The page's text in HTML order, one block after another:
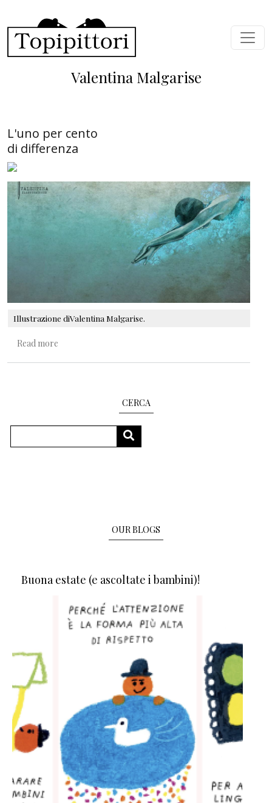
Valentina Malgarise
L'uno per cento
di differenza
Illustrazione diValentina Malgarise.
Read more
CERCA
SEARCH
OUR BLOGS
Buona estate (e ascoltate i bambini)!